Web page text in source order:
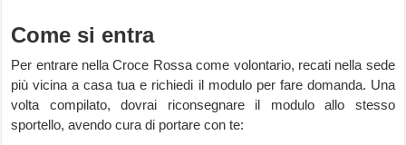
Come si entra
Per entrare nella Croce Rossa come volontario, recati nella sede
più vicina a casa tua e richiedi il modulo per fare domanda. Una
volta compilato, dovrai riconsegnare il modulo allo stesso
sportello, avendo cura di portare con te: